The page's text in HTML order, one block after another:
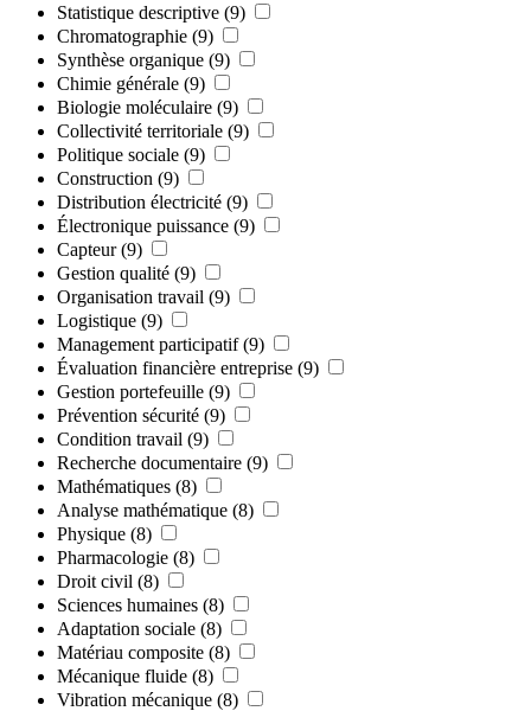
Statistique descriptive (9)
Chromatographie (9)
Synthèse organique (9)
Chimie générale (9)
Biologie moléculaire (9)
Collectivité territoriale (9)
Politique sociale (9)
Construction (9)
Distribution électricité (9)
Électronique puissance (9)
Capteur (9)
Gestion qualité (9)
Organisation travail (9)
Logistique (9)
Management participatif (9)
Évaluation financière entreprise (9)
Gestion portefeuille (9)
Prévention sécurité (9)
Condition travail (9)
Recherche documentaire (9)
Mathématiques (8)
Analyse mathématique (8)
Physique (8)
Pharmacologie (8)
Droit civil (8)
Sciences humaines (8)
Adaptation sociale (8)
Matériau composite (8)
Mécanique fluide (8)
Vibration mécanique (8)